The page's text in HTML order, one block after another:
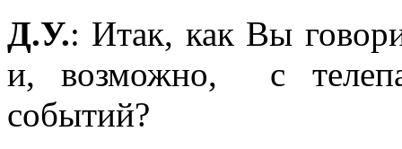
Д.У.: Итак, как Вы
и, возможно, с
событий?